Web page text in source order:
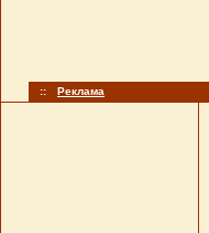
:: Реклама